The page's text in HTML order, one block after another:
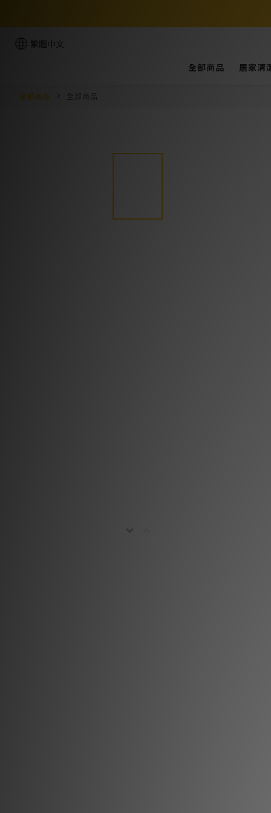
繁體中文
全部商品
居家清
全部商品 全部商品